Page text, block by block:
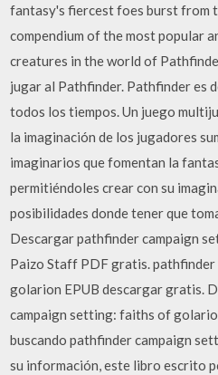
fantasy's fiercest foes burst from
compendium of the most popular
creatures in the world of
jugar al Pathfinder. Pathfinder es
todos los tiempos. Un juego
la imaginación de los jugadores
imaginarios que fomentan la
permitiéndoles crear con su
posibilidades donde tener que
Descargar pathfinder campaign
Paizo Staff PDF gratis.
golarion EPUB descargar gratis.
campaign setting: faiths of
buscando pathfinder campaign
su información, este libro escrito